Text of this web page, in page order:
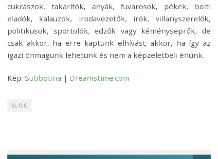
cukrászok, takarítók, anyák, fuvarosok, pékek, bolti
eladók, kalauzok, irodavezetők, írók, villanyszerelők,
politikusok, sportolók, edzők vagy kéményseprők, de
csak akkor, ha erre kaptunk elhívást; akkor, ha így az
igazi önmagunk lehetünk és nem a képzeletbeli énünk.
Kép: Subbotina | Dreamstime.com
BLOG